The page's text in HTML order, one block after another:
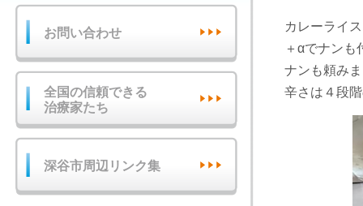
カレーライ
＋αでナンも
ナンも頼み
辛さは４段
お問い合わせ
全国の信頼できる
治療家たち
深谷市周辺リンク集